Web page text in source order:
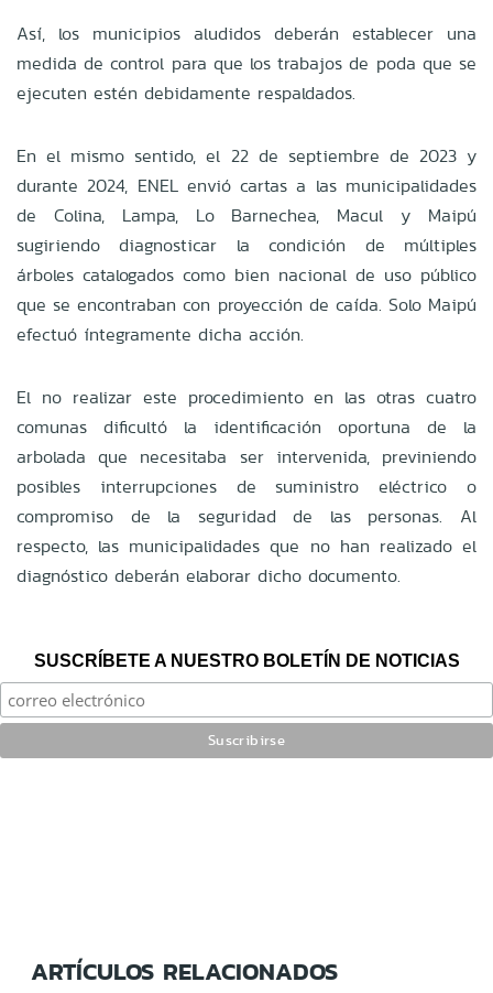
Así, los municipios aludidos deberán establecer una
medida de control para que los trabajos de poda que se
ejecuten estén debidamente respaldados.
En el mismo sentido, el 22 de septiembre de 2023 y
durante 2024, ENEL envió cartas a las municipalidades
de Colina, Lampa, Lo Barnechea, Macul y Maipú
sugiriendo diagnosticar la condición de múltiples
árboles catalogados como bien nacional de uso público
que se encontraban con proyección de caída. Solo Maipú
efectuó íntegramente dicha acción.
El no realizar este procedimiento en las otras cuatro
comunas dificultó la identificación oportuna de la
arbolada que necesitaba ser intervenida, previniendo
posibles interrupciones de suministro eléctrico o
compromiso de la seguridad de las personas. Al
respecto, las municipalidades que no han realizado el
diagnóstico deberán elaborar dicho documento.
SUSCRÍBETE A NUESTRO BOLETÍN DE NOTICIAS
ARTÍCULOS RELACIONADOS